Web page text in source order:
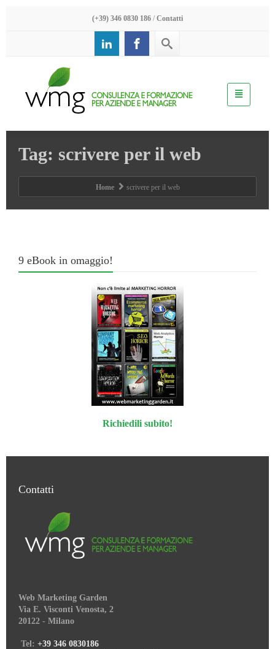
(+39) 346 0830 186 / Contatti
Tag: scrivere per il web
Home scrivere per il web
9 eBook in omaggio!
Richiedili subito!
Contatti
Web Marketing Garden
Via E. Visconti Venosta, 2
20122 - Milano
Tel: +39 346 0830186